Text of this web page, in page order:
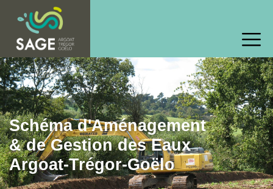
Schéma d'Aménagement
& de Gestion des Eaux
Argoat-Trégor-Goëlo